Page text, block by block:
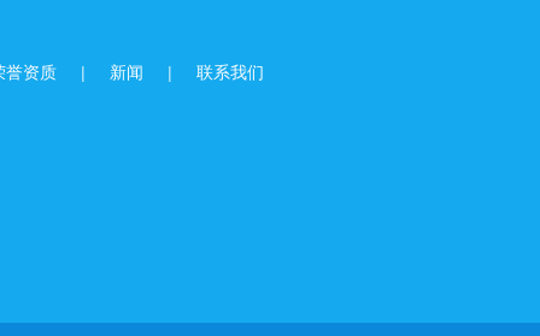
誉资质 | 新闻 | 联系我们